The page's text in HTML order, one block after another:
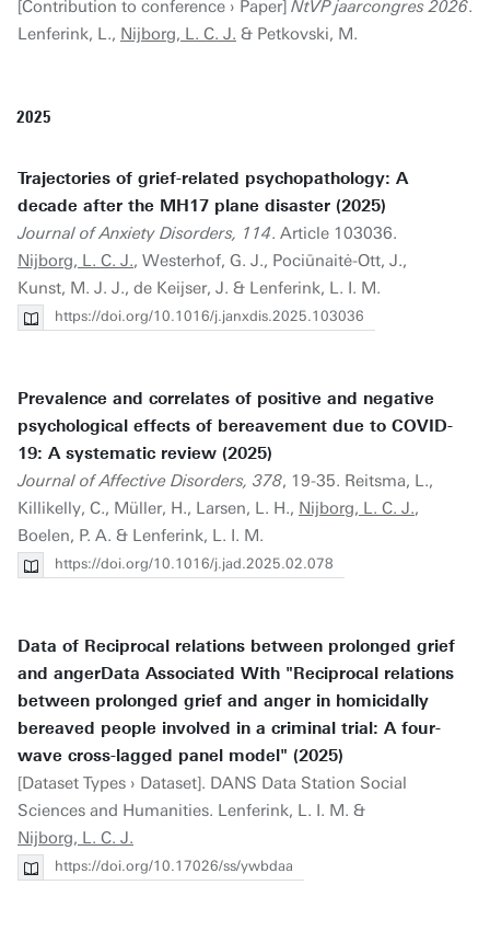
[Contribution to conference › Paper] NtVP jaarcongres 2026.
Lenferink, L., Nijborg, L. C. J. & Petkovski, M.
2025
Trajectories of grief-related psychopathology: A
decade after the MH17 plane disaster (2025)
Journal of Anxiety Disorders, 114. Article 103036.
Nijborg, L. C. J., Westerhof, G. J., Pociūnaitė-Ott, J.,
Kunst, M. J. J., de Keijser, J. & Lenferink, L. I. M.
https://doi.org/10.1016/j.janxdis.2025.103036
Prevalence and correlates of positive and negative
psychological effects of bereavement due to COVID-
19: A systematic review (2025)
Journal of Affective Disorders, 378, 19-35. Reitsma, L.,
Killikelly, C., Müller, H., Larsen, L. H., Nijborg, L. C. J.,
Boelen, P. A. & Lenferink, L. I. M.
https://doi.org/10.1016/j.jad.2025.02.078
Data of Reciprocal relations between prolonged grief
and angerData Associated With "Reciprocal relations
between prolonged grief and anger in homicidally
bereaved people involved in a criminal trial: A four-
wave cross-lagged panel model" (2025)
[Dataset Types › Dataset]. DANS Data Station Social
Sciences and Humanities. Lenferink, L. I. M. &
Nijborg, L. C. J.
https://doi.org/10.17026/ss/ywbdaa